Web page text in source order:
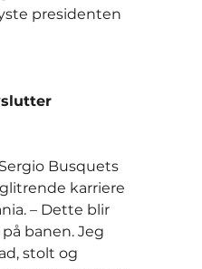
presidenten
Busquets
karriere
– Dette blir
banen. Jeg
stolt og